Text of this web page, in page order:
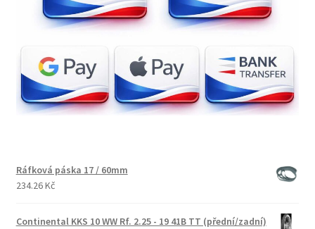
Ráfková páska 17 / 60mm
234.26 Kč
Continental KKS 10 WW Rf. 2.25 - 19 41B TT (přední/zadní)